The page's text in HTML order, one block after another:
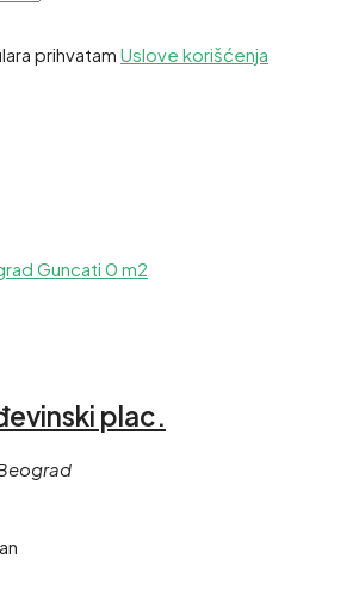
prihvatam Uslove korišćenja
plac.